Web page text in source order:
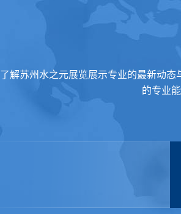
了解苏州水之元展览展示专业的最新动
的专业